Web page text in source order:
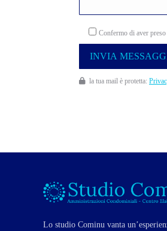
Confermo di aver
la tua mail è protetta:
Lo studio Cominu vanta